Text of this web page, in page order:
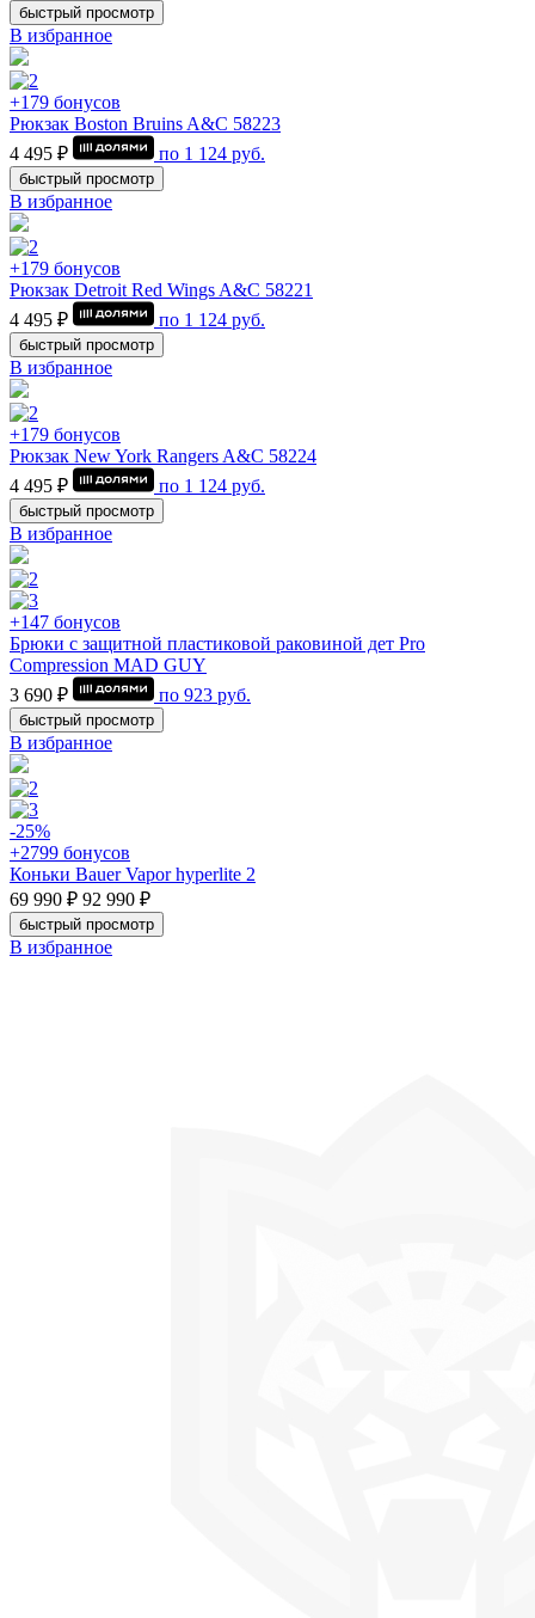
быстрый просмотр
В избранное
+179 бонусов
Рюкзак Boston Bruins A&C 58223
4 495 ₽
по 1 124 руб.
быстрый просмотр
В избранное
+179 бонусов
Рюкзак Detroit Red Wings A&C 58221
4 495 ₽
по 1 124 руб.
быстрый просмотр
В избранное
+179 бонусов
Рюкзак New York Rangers A&C 58224
4 495 ₽
по 1 124 руб.
быстрый просмотр
В избранное
+147 бонусов
Брюки с защитной пластиковой раковиной дет Pro
Compression MAD GUY
3 690 ₽
по 923 руб.
быстрый просмотр
В избранное
-25%
+2799 бонусов
Коньки Bauer Vapor hyperlite 2
69 990 ₽ 92 990 ₽
быстрый просмотр
В избранное